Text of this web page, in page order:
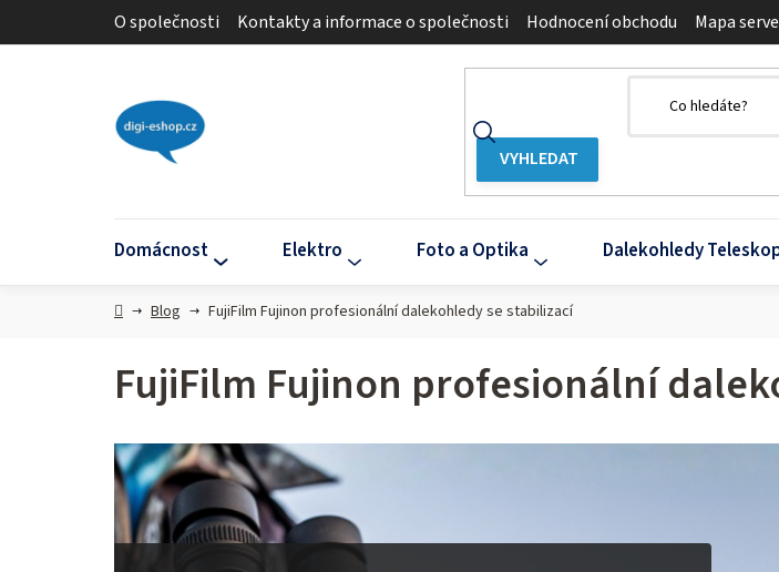
O společnosti Kontakty a informace o společnosti Hodnocení obchodu Mapa
Domácnost Elektro Foto a Optika Dalekohledy
DomůBlog FujiFilm Fujinon profesionální dalekohledy se stabilizací
FujiFilm Fujinon profesionální